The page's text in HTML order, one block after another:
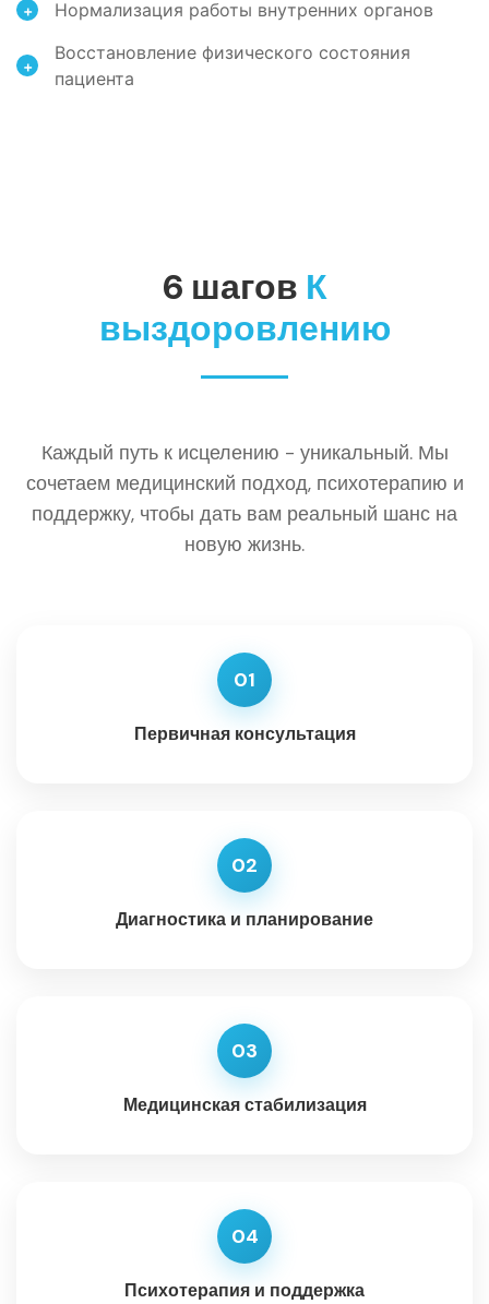
+ Нормализация работы внутренних органов
+
Восстановление физического состояния
пациента
6 шагов К
выздоровлению
Каждый путь к исцелению - уникальный. Мы
сочетаем медицинский подход, психотерапию и
поддержку, чтобы дать вам реальный шанс на
новую жизнь.
01
Первичная консультация
02
Диагностика и планирование
03
Медицинская стабилизация
04
Психотерапия и поддержка